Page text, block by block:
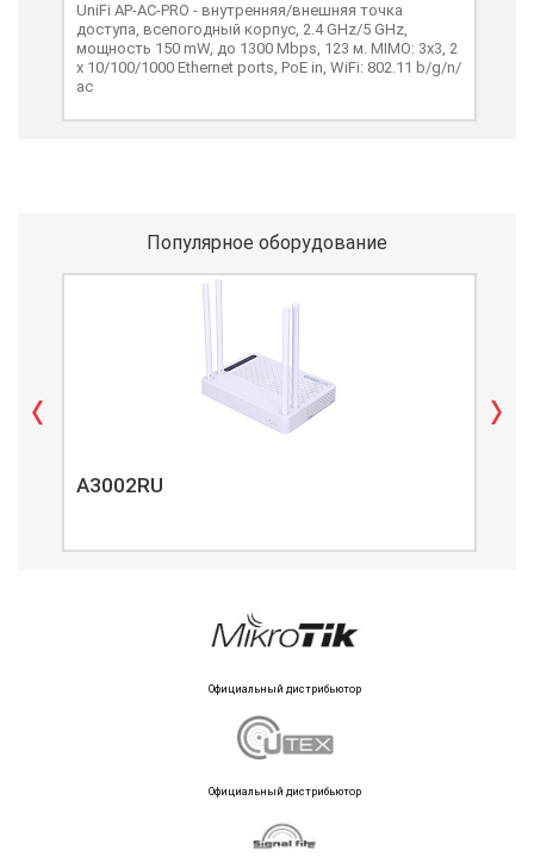
UniFi AP-AC-PRO - внутренняя/внешняя точка
доступа, всепогодный корпус, 2.4 GHz/5 GHz,
мощность 150 mW, до 1300 Mbps, 123 м. MIMO: 3x3, 2
х 10/100/1000 Ethernet ports, PoE in, WiFi: 802.11 b/g/n/
ас
Популярное оборудование
A3002RU
Официальный дистрибьютор
Официальный дистрибьютор